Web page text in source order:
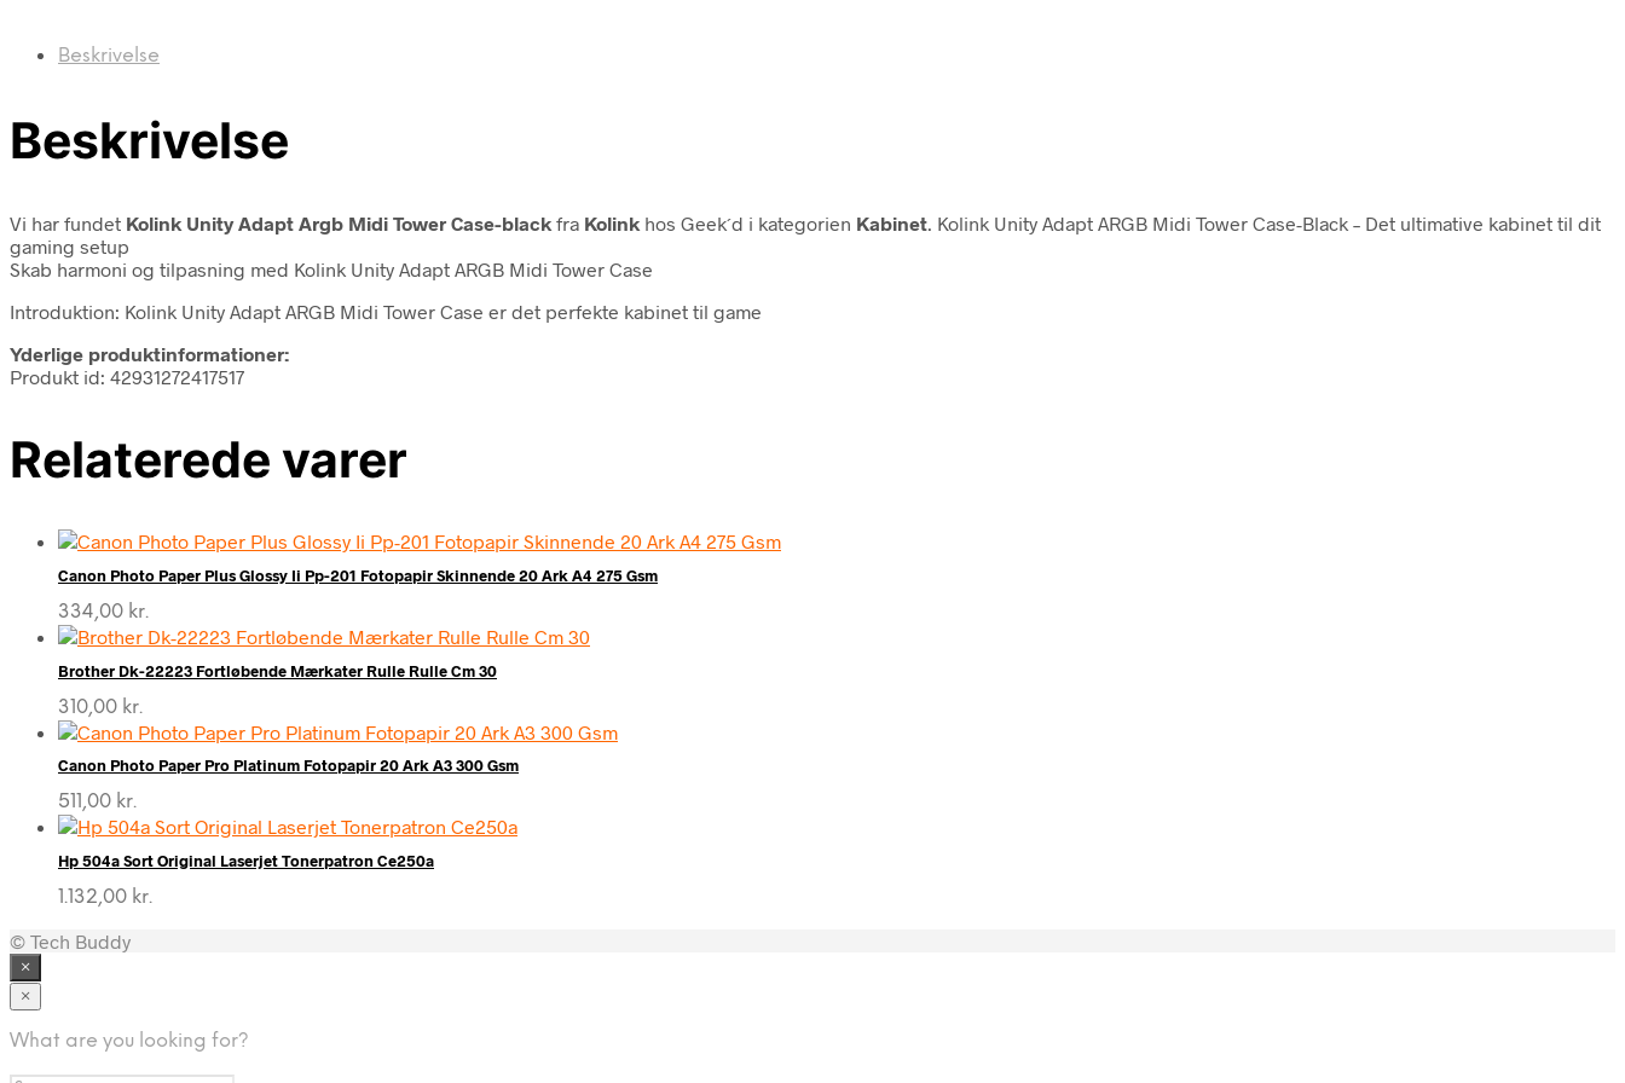
Beskrivelse
Beskrivelse
Vi har fundet Kolink Unity Adapt Argb Midi Tower Case-black fra Kolink hos Geek´d i kategorien Kabinet . Kolink Unity Adapt ARGB Midi Tower Case-Black – Det ultimative kabinet til dit
gaming setup
Skab harmoni og tilpasning med Kolink Unity Adapt ARGB Midi Tower Case
Introduktion: Kolink Unity Adapt ARGB Midi Tower Case er det perfekte kabinet til game
Yderlige produktinformationer:
Produkt id: 42931272417517
Relaterede varer
Canon Photo Paper Plus Glossy Ii Pp-201 Fotopapir Skinnende 20 Ark A4 275 Gsm
334,00 kr.
Brother Dk-22223 Fortløbende Mærkater Rulle Rulle Cm 30
310,00 kr.
Canon Photo Paper Pro Platinum Fotopapir 20 Ark A3 300 Gsm
511,00 kr.
Hp 504a Sort Original Laserjet Tonerpatron Ce250a
1.132,00 kr.
© Tech Buddy
×
×
What are you looking for?